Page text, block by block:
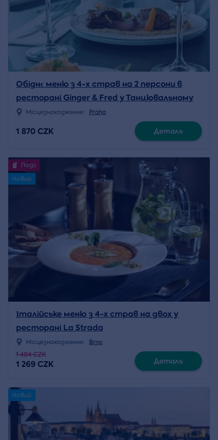
Обіднє меню з 4-х страв на 2 персони в
ресторані Ginger & Fred у Танцювальному
доміМісцезнаходження: Praha
1 870 CZK Деталь
Події
Новий
Італійське меню з 4-х страв на двох у
ресторані La Strada
Місцезнаходження: Brno
1 484 CZK
1 269 CZK Деталь
Новий